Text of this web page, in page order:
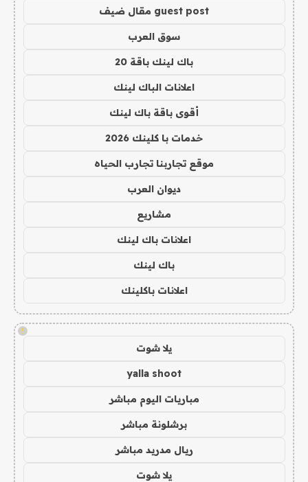
guest post مقال ضيف
سوق العرب
باك لينك باقة 20
اعلانات الباك لينك
أقوى باقة باك لينك
خدمات با كلينك 2026
موقع تجاربنا تجارب الحياه
ديوان العرب
مشاريع
اعلانات باك لينك
باك لينك
اعلانات باكلينك
!
يلا شوت
yalla shoot
مباريات اليوم مباشر
برشلونة مباشر
ريال مدريد مباشر
يلا شوت